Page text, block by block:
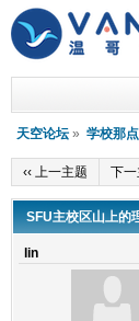
天空论坛 » 学校那
‹‹ 上一主题 下一
SFU主校区山上的
lin